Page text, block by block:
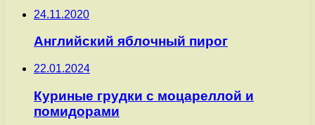
24.11.2020
Английский яблочный пирог
22.01.2024
Куриные грудки с моцареллой и
помидорами